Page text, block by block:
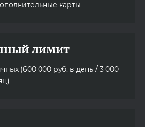
карты
лимит
(600 000 руб. в день / 3 000